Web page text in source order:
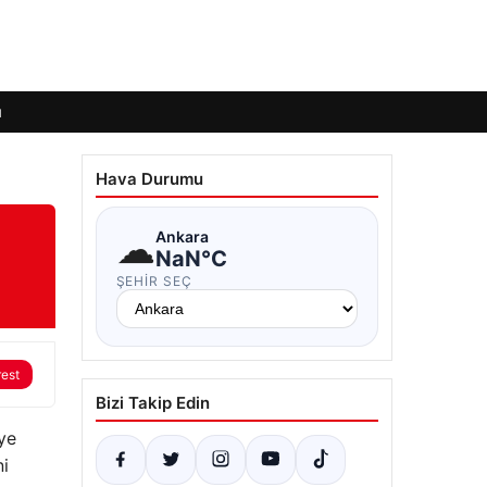
Hava Durumu
☁Ankara
NaN°C
ŞEHIR SEÇ
Bizi Takip Edin